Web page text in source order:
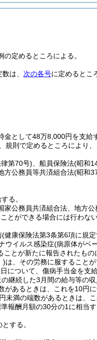
定めるところによる。
は、 次の各号に定めるとこ
として48万8,000円を支給
則で定めるところにより
第70号) 、船員保険法(昭和
方公務員等共済組合法(昭和
る。
公務員共済組合法、地方
とができる場合には行わない
(健康保険法第3条第6項に規
ウイルス感染症(病原体がベ
とが新たに報告されたもの
)は、その労務に服すること
について、傷病手当金を支給
継続した3月間の給与等の
あるときは、これを10円
満の端数があるときは、
報酬月額の30分の1に相当
する。